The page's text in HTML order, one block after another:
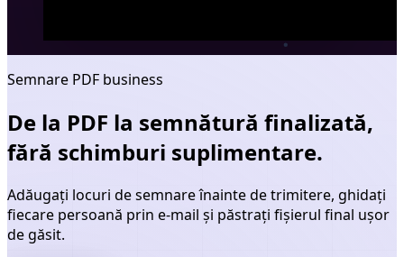
Semnare PDF business
De la PDF la semnătură finalizată,
fără schimburi suplimentare.
Adăugați locuri de semnare înainte de trimitere, ghidați
fiecare persoană prin e-mail și păstrați fișierul final ușor
de găsit.